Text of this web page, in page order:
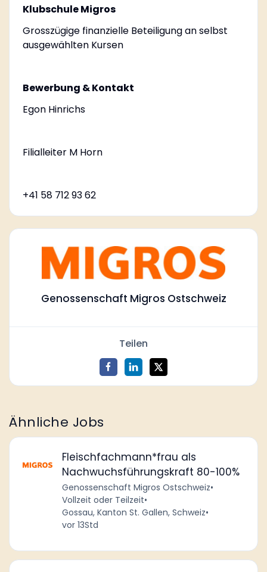
Klubschule Migros
Grosszügige finanzielle Beteiligung an selbst
ausgewählten Kursen
Bewerbung & Kontakt
Egon Hinrichs
Filialleiter M Horn
+41 58 712 93 62
Genossenschaft Migros Ostschweiz
Teilen
Ähnliche Jobs
Fleischfachmann*frau als
Nachwuchsführungskraft 80-100%
Genossenschaft Migros Ostschweiz•
Vollzeit oder Teilzeit•
Gossau, Kanton St. Gallen, Schweiz•
vor 13Std